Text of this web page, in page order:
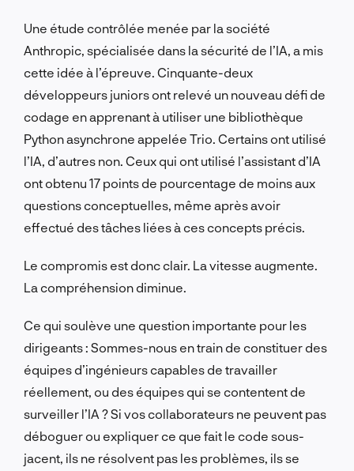
Une étude contrôlée menée par la société
Anthropic, spécialisée dans la sécurité de l’IA, a mis
cette idée à l’épreuve. Cinquante-deux
développeurs juniors ont relevé un nouveau défi de
codage en apprenant à utiliser une bibliothèque
Python asynchrone appelée Trio. Certains ont utilisé
l’IA, d’autres non. Ceux qui ont utilisé l’assistant d’IA
ont obtenu 17 points de pourcentage de moins aux
questions conceptuelles, même après avoir
effectué des tâches liées à ces concepts précis.
Le compromis est donc clair. La vitesse augmente.
La compréhension diminue.
Ce qui soulève une question importante pour les
dirigeants : Sommes-nous en train de constituer des
équipes d’ingénieurs capables de travailler
réellement, ou des équipes qui se contentent de
surveiller l’IA ? Si vos collaborateurs ne peuvent pas
déboguer ou expliquer ce que fait le code sous-
jacent, ils ne résolvent pas les problèmes, ils se